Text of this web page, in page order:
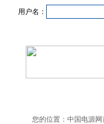
用户名：
您的位置：中国电源